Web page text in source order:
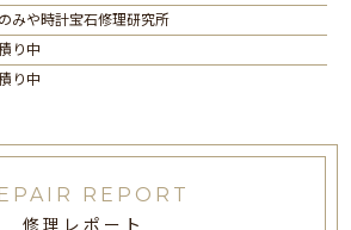
みや時計宝石修理研究所
り中
り中
REPORT
修理レポート